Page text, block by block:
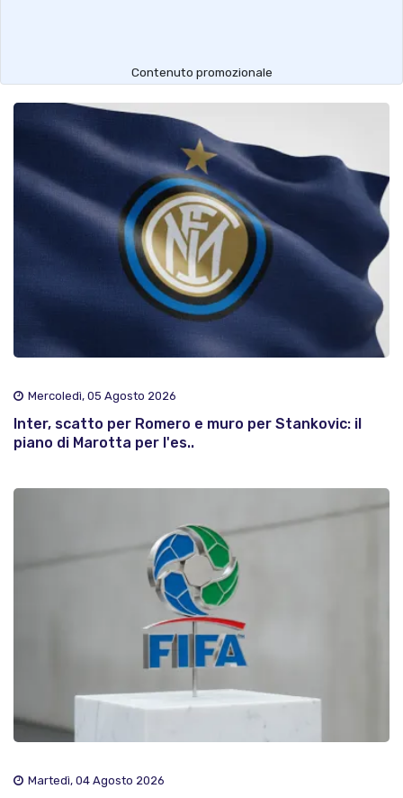
Contenuto promozionale
Mercoledì, 05 Agosto 2026
Inter, scatto per Romero e muro per Stankovic: il
piano di Marotta per l'es..
Martedì, 04 Agosto 2026